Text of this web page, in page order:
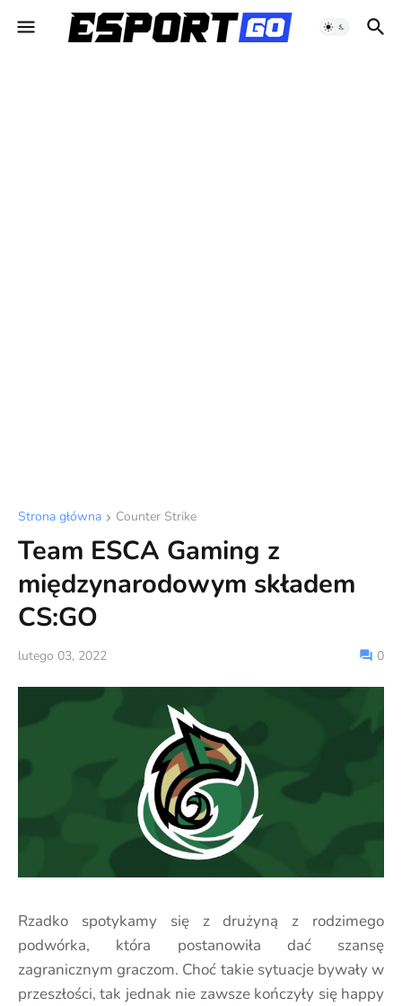
Strona główna Counter Strike
Team ESCA Gaming z
międzynarodowym składem
CS:GO
lutego 03, 2022 0
Rzadko spotykamy się z drużyną z rodzimego
podwórka, która postanowiła dać szansę
zagranicznym graczom. Choć takie sytuacje bywały w
przeszłości, tak jednak nie zawsze kończyły się happy